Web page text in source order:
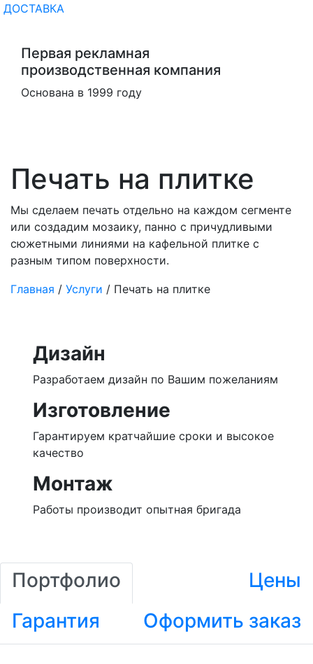
ДОСТАВКА
Первая рекламная
производственная компания
Основана в 1999 году
Печать на плитке
Мы сделаем печать отдельно на каждом сегменте
или создадим мозаику, панно с причудливыми
сюжетными линиями на кафельной плитке с
разным типом поверхности.
Главная / Услуги / Печать на плитке
Дизайн
Разработаем дизайн по Вашим пожеланиям
Изготовление
Гарантируем кратчайшие сроки и высокое
качество
Монтаж
Работы производит опытная бригада
Портфолио
Цены
Гарантия
Оформить заказ